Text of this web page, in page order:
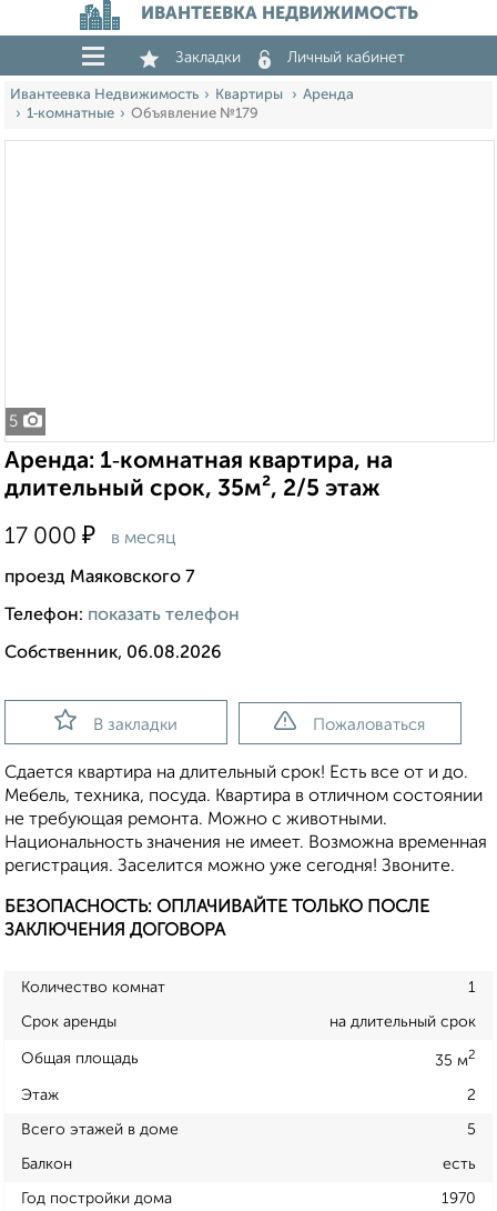
ИВАНТЕЕВКА НЕДВИЖИМОСТЬ
Закладки Личный кабинет
Ивантеевка Недвижимость Квартиры
Аренда
1‑комнатные
Объявление №179
5
Аренда: 1‑комнатная квартира, на
длительный срок, 35м², 2/5 этаж
17 000 ₽ в месяц
проезд Маяковского 7
Телефон: показать телефон
Собственник, 06.08.2026
В закладки Пожаловаться
Сдается квартира на длительный срок! Есть все от и до.
Мебель, техника, посуда. Квартира в отличном состоянии
не требующая ремонта. Можно с животными.
Национальность значения не имеет. Возможна временная
регистрация. Заселится можно уже сегодня! Звоните.
БЕЗОПАСНОСТЬ: ОПЛАЧИВАЙТЕ ТОЛЬКО ПОСЛЕ
ЗАКЛЮЧЕНИЯ ДОГОВОРА
Количество комнат 1
Срок аренды на длительный срок
Общая площадь 35 м2
Этаж 2
Всего этажей в доме 5
Балкон есть
Год постройки дома 1970